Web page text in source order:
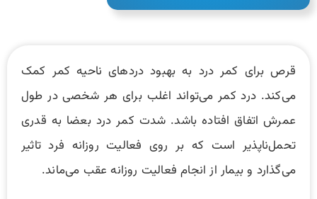
قرص برای کمر درد به بهبود دردهای ناحیه کمر کمک
می‌کند. درد کمر می‌تواند اغلب برای هر شخصی در طول
عمرش اتفاق افتاده باشد. شدت کمر درد بعضا به قدری
تحمل‌ناپذیر است که بر روی فعالیت روزانه فرد تاثیر
می‌گذارد و بیمار از انجام فعالیت روزانه عقب می‌ماند.